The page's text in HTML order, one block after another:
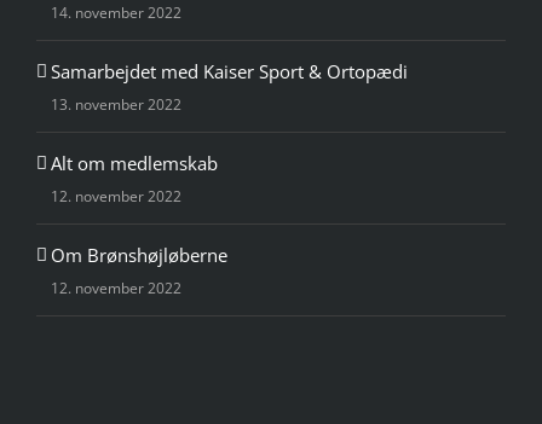
14. november 2022
Samarbejdet med Kaiser Sport & Ortopædi
13. november 2022
Alt om medlemskab
12. november 2022
Om Brønshøjløberne
12. november 2022